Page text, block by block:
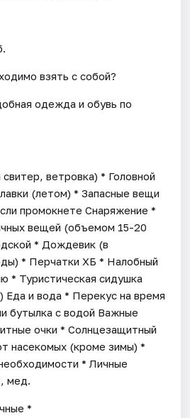
взять с собой?
одежда и обувь по
ветровка) * Головной
(летом) * Запасные вещи
промокнете Снаряжение *
вещей (объемом 15-20
* Дождевик (в
* Перчатки ХБ * Налобный
* Туристическая сидушка
Еда и вода * Перекус на время
бутылка с водой Важные
очки * Солнцезащитный
насекомых (кроме зимы) *
* Личные
мед.
*